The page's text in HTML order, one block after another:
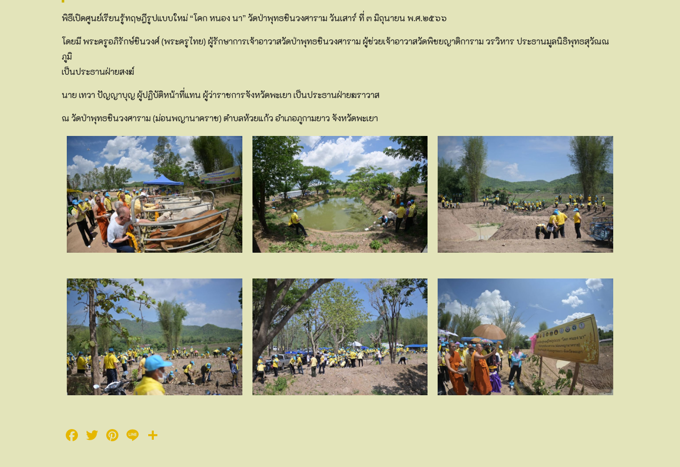
พิธีเปิดศูนย์เรียนรู้ทฤษฎีรูปแบบใหม่ “โคก หนอง นา” วัดป่าพุทธชินวงศาราม วันเสาร์ ที่ ๓ มิถุนายน พ.ศ.๒๕๖๖
โดยมี พระครูอภิรักษ์ชินวงศ์ (พระครูไทย) ผู้รักษาการเจ้าอาวาสวัดป่าพุทธชินวงศาราม ผู้ช่วยเจ้าอาวาสวัดพิชยญาติการาม วรวิหาร ประธานมูลนิธิพุทธสุวัณณ
ภูมิ
เป็นประธานฝ่ายสงฆ์
นาย เทวา ปัญญาบุญ ผู้ปฏิบัติหน้าที่แทน ผู้ว่าราชการจังหวัดพะเยา เป็นประธานฝ่ายฆราวาส
ณ วัดป่าพุทธชินวงศาราม (ม่อนพญานาคราช) ตำบลห้วยแก้ว อำเภอภูกามยาว จังหวัดพะเยา
Facebook
Twitter
Pinterest
Line